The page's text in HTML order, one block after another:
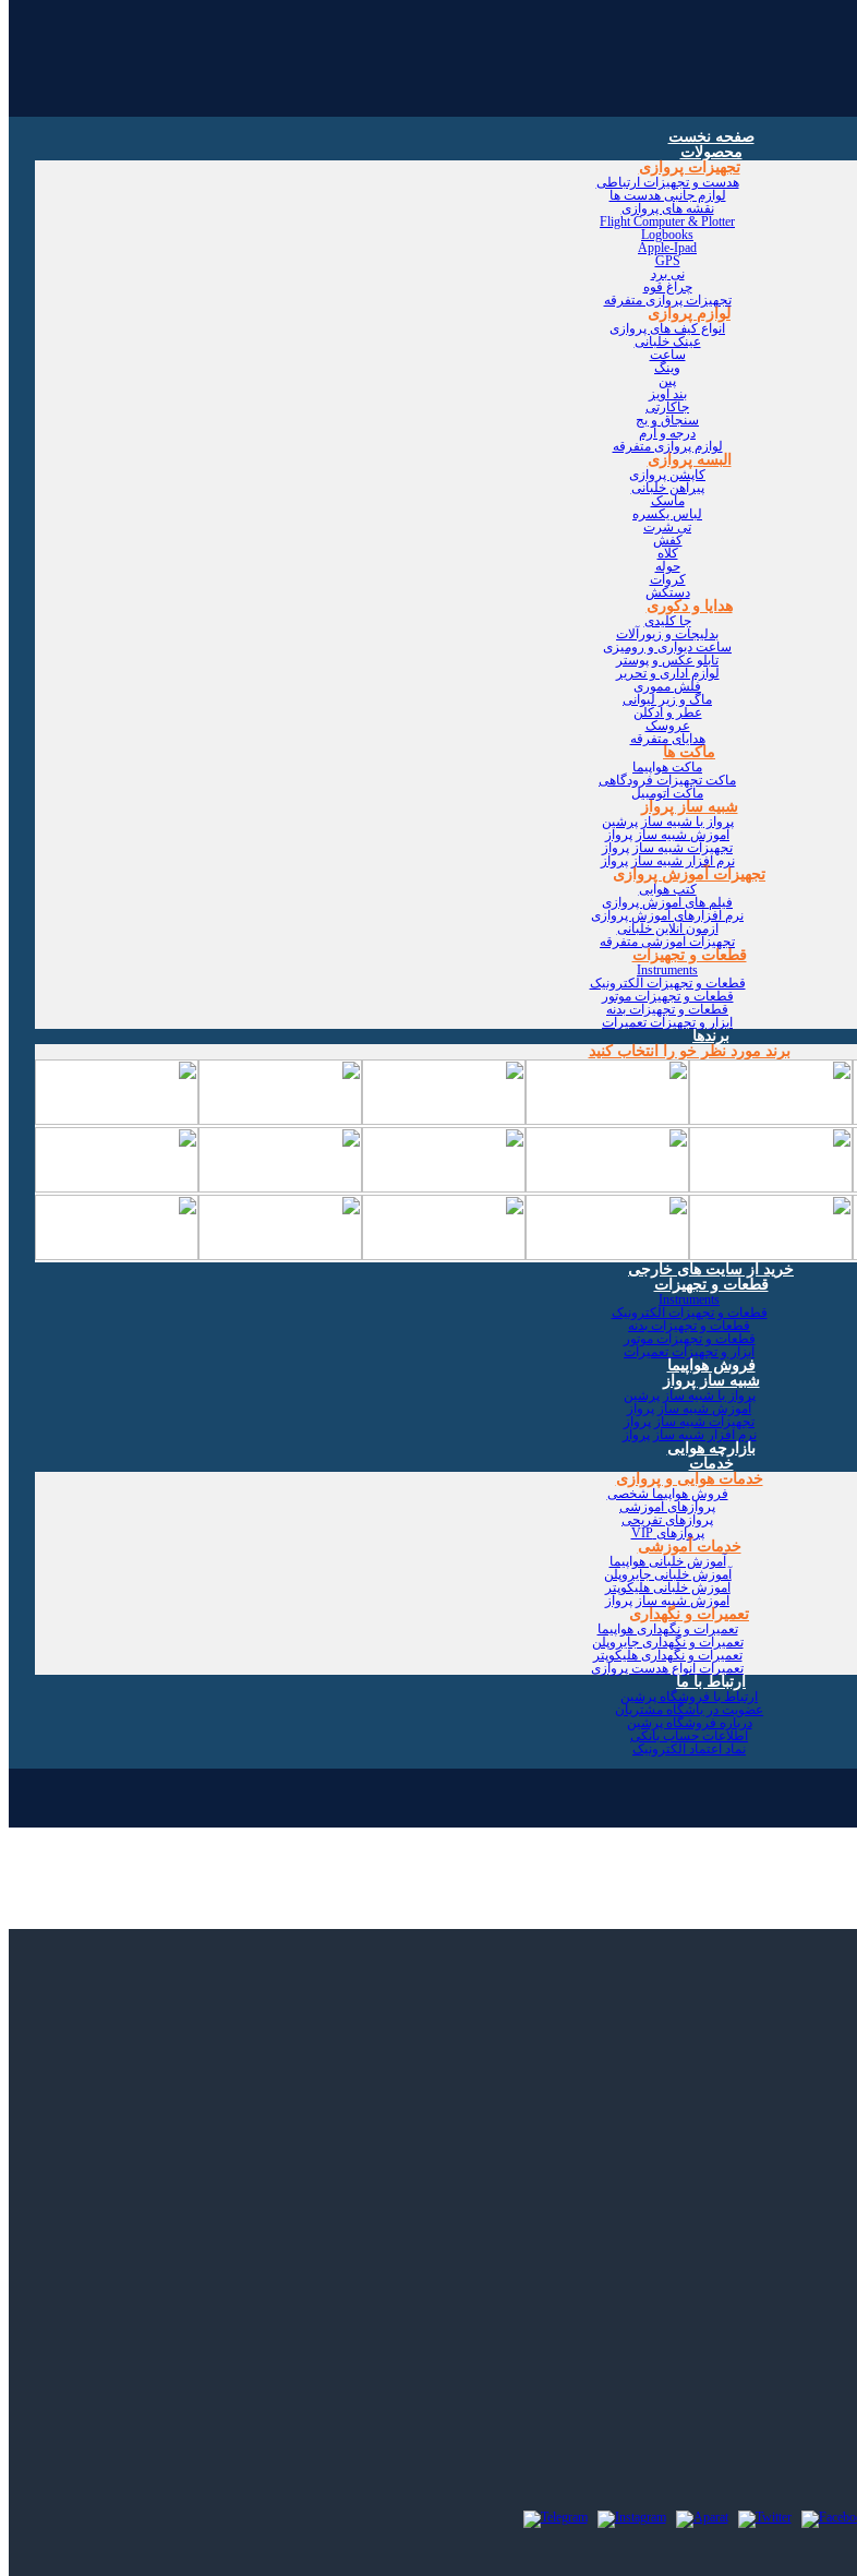
صفحه نخست
محصولات
تجهیزات پروازی
هدست و تجهیزات ارتباطی
لوازم جانبی هدست ها
نقشه های پروازی
Flight Computer & Plotter
Logbooks
Apple-Ipad
GPS
نی برد
چراغ قوه
تجهیزات پروازی متفرقه
لوازم پروازی
انواع کیف های پروازی
عینک خلبانی
ساعت
وینگ
پین
بند آویز
جاکارتی
سنجاق و بج
درجه و آرم
لوازم پروازی متفرقه
البسه پروازی
کاپشن پروازی
پیراهن خلبانی
ماسک
لباس یکسره
تی شرت
کفش
کلاه
حوله
کروات
دستکش
هدایا و دکوری
جا کلیدی
بدلیجات و زیورآلات
ساعت دیواری و رومیزی
تابلو عکس و پوستر
لوازم اداری و تحریر
فلش مموری
ماگ و زیر لیوانی
عطر و ادکلن
عروسک
هدایای متفرقه
ماکت ها
ماکت هواپیما
ماکت تجهیزات فرودگاهی
ماکت اتومبیل
شبیه ساز پرواز
پرواز با شبیه ساز پرشین
آموزش شبیه ساز پرواز
تجهیزات شبیه ساز پرواز
نرم افزار شبیه ساز پرواز
تجهیزات آموزش پروازی
کتب هوایی
فیلم های آموزش پروازی
نرم افزارهای آموزش پروازی
آزمون آنلاین خلبانی
تجهیزات آموزشی متفرقه
قطعات و تجهیزات
Instruments
قطعات و تجهیزات الکترونیک
قطعات و تجهیزات موتور
قطعات و تجهیزات بدنه
ابزار و تجهیزات تعمیرات
برندها
برند مورد نظر خو را انتخاب کنید
خرید از سایت های خارجی
قطعات و تجهیزات
Instruments
قطعات و تجهیزات الکترونیک
قطعات و تجهیزات بدنه
قطعات و تجهیزات موتور
ابزار و تجهیزات تعمیرات
فروش هواپیما
شبیه ساز پرواز
پرواز با شبیه ساز پرشین
آموزش شبیه ساز پرواز
تجهیزات شبیه ساز پرواز
نرم افزار شبیه ساز پرواز
بازارچه هوایی
خدمات
خدمات هوایی و پروازی
فروش هواپیما شخصی
پروازهای آموزشی
پروازهای تفریحی
پروازهای VIP
خدمات آموزشی
آموزش خلبانی هواپیما
آموزش خلبانی جایروپلن
آموزش خلبانی هلیکوپتر
آموزش شبیه ساز پرواز
تعمیرات و نگهداری
تعمیرات و نگهداری هواپیما
تعمیرات و نگهداری جایروپلن
تعمیرات و نگهداری هلیکوپتر
تعمیرات انواع هدست پروازی
ارتباط با ما
ارتباط با فروشگاه پرشین
عضویت در باشگاه مشتریان
درباره فروشگاه پرشین
اطلاعات حساب بانکی
نماد اعتماد الکترونیک